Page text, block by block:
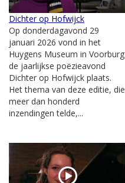
Dichter op Hofwijck
Op donderdagavond 29
januari 2026 vond in het
Huygens Museum in Voorburg
de jaarlijkse poëzieavond
Dichter op Hofwijck plaats.
Het thema van deze editie, die
meer dan honderd
inzendingen telde,...